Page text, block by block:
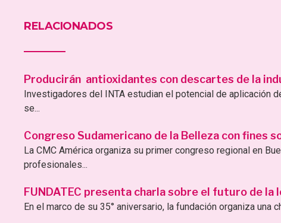
RELACIONADOS
Producirán antioxidantes con descartes de la
Investigadores del INTA estudian el potencial de
se...
Congreso Sudamericano de la Belleza con fines
La CMC América organiza su primer congreso regional en
profesionales...
FUNDATEC presenta charla sobre el futuro de la
En el marco de su 35° aniversario, la fundación organiza una